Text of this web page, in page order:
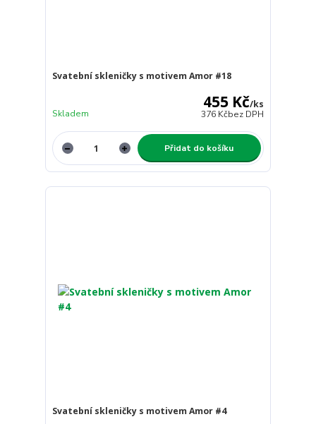
Svatební skleničky s motivem Amor #18
455 Kč/ks
376 Kčbez DPH
Skladem
Přidat do košíku
Svatební skleničky s motivem Amor #4